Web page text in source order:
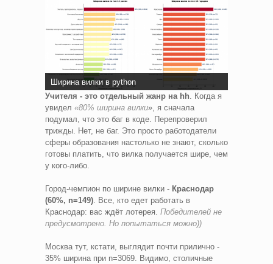
Ширина вилки в python
Учителя - это отдельный жанр на hh . Когда я
увидел «80% ширина вилки», я сначала
подумал, что это баг в коде. Перепроверил
трижды. Нет, не баг. Это просто работодатели
сферы образования настолько не знают, сколько
готовы платить, что вилка получается шире, чем
у кого-либо.
Город-чемпион по ширине вилки - Краснодар
(60%, n=149) . Все, кто едет работать в
Краснодар: вас ждёт лотерея. Победителей не
предусмотрено. Но попытаться можно))
Москва тут, кстати, выглядит почти прилично -
35% ширина при n=3069. Видимо, столичные